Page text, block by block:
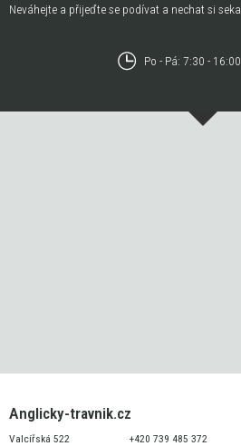
Neváhejte a přijeďte se podívat a nechat si
Po - Pá: 7:30 - 16:00
Anglicky-travnik.cz
Valcířská 522
+420 739 485 372